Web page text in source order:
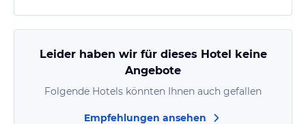
Leider haben wir für dieses Hotel keine
Angebote
Folgende Hotels könnten Ihnen auch gefallen
Empfehlungen ansehen